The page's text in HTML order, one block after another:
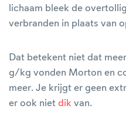
lichaam bleek de
verbranden in plaats van
Dat betekent niet dat
g/kg vonden Morton en
meer. Je krijgt er geen
er ook niet dik van.